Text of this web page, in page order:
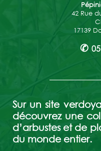
42 Rue
17139
✆
Sur un site
découvrez une
d’arbustes et de
du monde entier.